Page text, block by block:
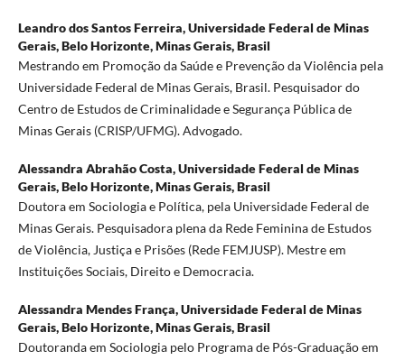
Leandro dos Santos Ferreira,Universidade Federal de Minas
Gerais, Belo Horizonte, Minas Gerais, Brasil
Mestrando em Promoção da Saúde e Prevenção da Violência pela
Universidade Federal de Minas Gerais, Brasil. Pesquisador do
Centro de Estudos de Criminalidade e Segurança Pública de
Minas Gerais (CRISP/UFMG). Advogado.
Alessandra Abrahão Costa,Universidade Federal de Minas
Gerais, Belo Horizonte, Minas Gerais, Brasil
Doutora em Sociologia e Política, pela Universidade Federal de
Minas Gerais. Pesquisadora plena da Rede Feminina de Estudos
de Violência, Justiça e Prisões (Rede FEMJUSP). Mestre em
Instituições Sociais, Direito e Democracia.
Alessandra Mendes França,Universidade Federal de Minas
Gerais, Belo Horizonte, Minas Gerais, Brasil
Doutoranda em Sociologia pelo Programa de Pós-Graduação em